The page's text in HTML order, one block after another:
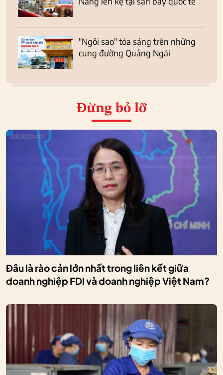
"Ngôi sao" tỏa sáng trên những
cung đường Quảng Ngãi
Đừng bỏ lỡ
Đâu là rào cản lớn nhất trong liên kết giữa
doanh nghiệp FDI và doanh nghiệp Việt Nam?